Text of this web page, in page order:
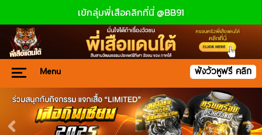
เข้กลุ่มพี่เสือคลิกที่นี่ @BB91
Menu ฟังวัวหูฟรี คลิก